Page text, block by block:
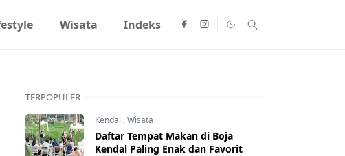
Wisata Indeks
TERPOPULER
Kendal ,Wisata
Daftar Tempat Makan di Boja
Kendal Paling Enak dan Favorit